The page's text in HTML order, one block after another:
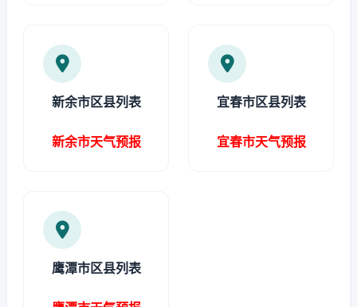
新余市区县列表
新余市天气预报
宜春市区县列表
宜春市天气预报
鹰潭市区县列表